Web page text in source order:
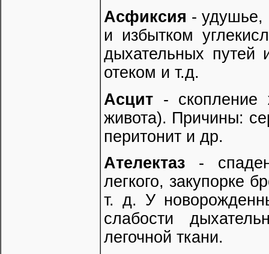
Асфиксия - удушье,
и избытком
дыхательных путей
отеком и т.д.
Асцит - скопление
живота). Причины:
перитонит и др.
Ателектаз -
легкого, закупорке
т. д. У
слабости
легочной ткани.